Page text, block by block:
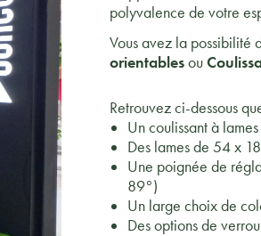
polyvalence de votre
Vous avez la possibilité
orientablesou
Retrouvez ci-dessous
Un coulissant à
Des lames de 54 x
Une poignée de
89°)
Un large choix de
Des options de